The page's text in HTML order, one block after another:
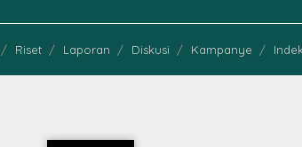
Riset Laporan Diskusi Kampanye